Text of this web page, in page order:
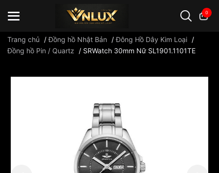
0
Trang chủ /Đồng hồ Nhật Bản /Đông Hồ Dây Kim Loại /
Đồng hồ Pin / Quartz
/ SRWatch 30mm Nữ SL1901.1101TE